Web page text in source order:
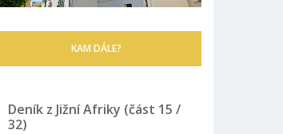
KAM DÁLE?
Deník z Jižní Afriky (část 15 /
32)